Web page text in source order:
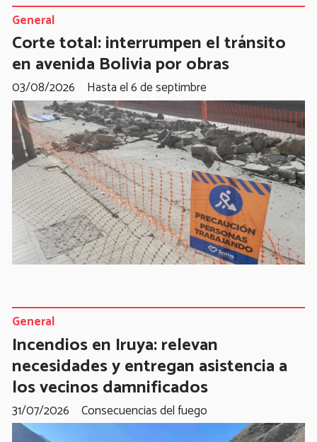
Corte total: interrumpen el tránsito
en avenida Bolivia por obras
Hasta el 6 de septimbre
General
03/08/2026
Incendios en Iruya: relevan
necesidades y entregan asistencia a
los vecinos damnificados
Consecuencias del fuego
General
31/07/2026